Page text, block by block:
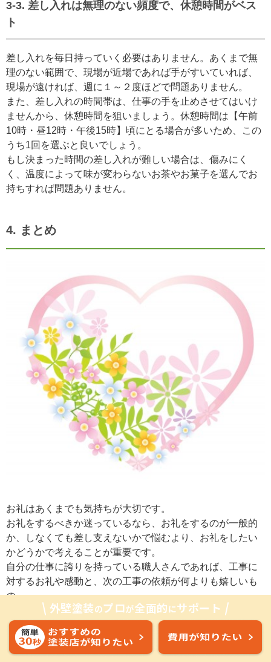
3-3. 差し入れは無理のない頻度で、休憩時間がベス
ト
差し入れを毎日持っていく必要はありません。あくまで無
理のない範囲で、現場が近場であれば手がすいていれば、
現場が遠ければ、週に１～２度ほどで問題ありません。
また、差し入れの時間帯は、仕事の手を止めさせてはいけ
ませんから、休憩時間を狙いましょう。休憩時間は【午前
10時・昼12時・午後15時】頃にとる場合が多いため、この
うち1回を選ぶと良いでしょう。
もし決まった時間の差し入れが難しい場合は、傷みにく
く、温度によって味が変わらないお茶やお菓子を選んでお
持ちすれば問題ありません。
4. まとめ
お礼はあくまでも気持ちが大切です。
お礼をするべきか迷っているなら、お礼をするのが一般的
か、しなくても差し支えないかで悩むより、お礼をしたい
かどうかで考えることが重要です。
自分の仕事に誇りを持っている職人さんであれば、工事に
対するお礼や感動と、次の工事の依頼が何よりも嬉しいも
の。
感謝を言葉で表現した上で、業者さんへの労いや、気持ち
よく仕事をしてもらいたい気持ちを込めて、この記事を読
んで最適なお礼の品を用意してくださいね。
外壁塗装のプロが全面的にサポート